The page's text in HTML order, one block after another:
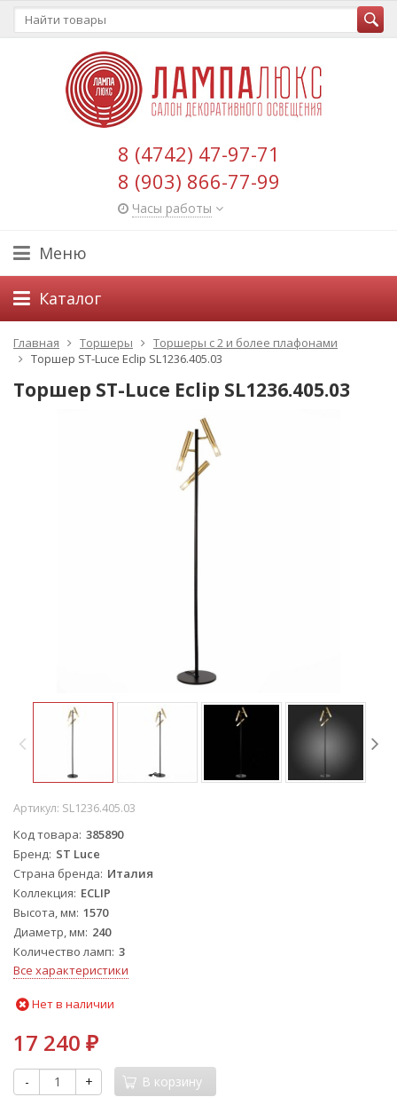
8 (4742) 47-97-71
8 (903) 866-77-99
Часы работы
Меню
Каталог
Главная Торшеры
Торшеры с 2 и более плафонами
Торшер ST-Luce Eclip SL1236.405.03
Торшер ST-Luce Eclip SL1236.405.03
Артикул: SL1236.405.03
Код товара 385890
Бренд ST Luce
Страна бренда Италия
Коллекция ECLIP
Высота, мм 1570
Диаметр, мм 240
Количество ламп 3
Все характеристики
Нет в наличии
17 240 ₽
- + В корзину